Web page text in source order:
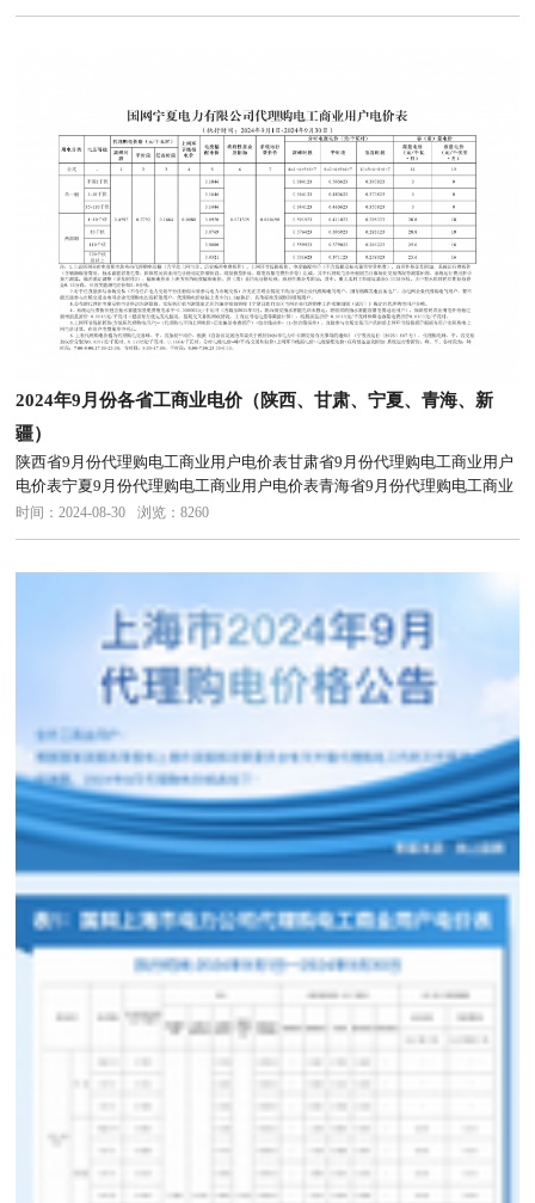
2024年9月份各省工商业电价（陕西、甘肃、宁夏、青海、新
疆）
陕西省9月份代理购电工商业用户电价表甘肃省9月份代理购电工商业用户
电价表宁夏9月份代理购电工商业用户电价表青海省9月份代理购电工商业
用户电价表新疆9月份代理购电工商业用户电价表
时间：2024-08-30 浏览：8260